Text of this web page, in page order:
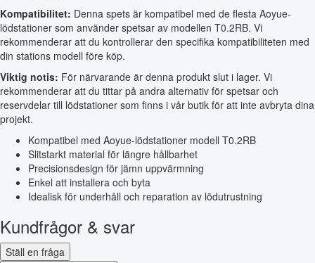
Kompatibilitet: Denna spets är kompatibel med de flesta Aoyue-
lödstationer som använder spetsar av modellen T0.2RB. Vi
rekommenderar att du kontrollerar den specifika kompatibiliteten med
din stations modell före köp.
Viktig notis: För närvarande är denna produkt slut i lager. Vi
rekommenderar att du tittar på andra alternativ för spetsar och
reservdelar till lödstationer som finns i vår butik för att inte avbryta dina
projekt.
Kompatibel med Aoyue-lödstationer modell T0.2RB
Slitstarkt material för längre hållbarhet
Precisionsdesign för jämn uppvärmning
Enkel att installera och byta
Idealisk för underhåll och reparation av lödutrustning
Kundfrågor & svar
Ställ en fråga